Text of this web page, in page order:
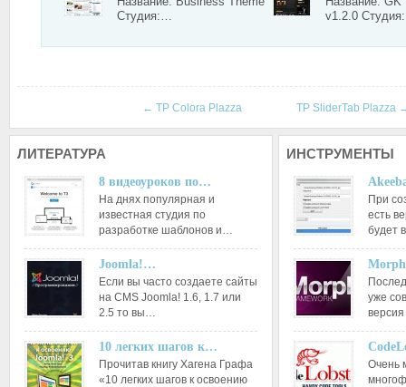
Студия:…
v1.2.0
← TP Colora Plazza TP SliderTab Plazza
ЛИТЕРАТУРА
8 видеоуроков по…
На днях популярная и
известная студия по
разработке шаблонов и…
Joomla!…
Если вы часто создаете сайты
на CMS Joomla! 1.6, 1.7 или
2.5 то вы…
10 легких шагов к…
Прочитав книгу Хагена Графа
«10 легких шагов к освоению
ИНСТРУМЕНТЫ
При
есть
будет
уже
Очень